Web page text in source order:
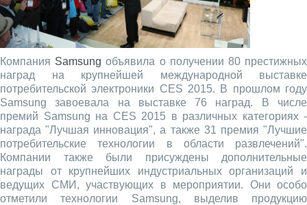
Компания Samsung объявила о получении 80 престижных
наград на крупнейшей международной выставке
потребительской электроники CES 2015. В прошлом году
Samsung завоевала на выставке 76 наград. В числе
премий Samsung на CES 2015 в различных категориях -
награда "Лучшая инновация", а также 31 премия "Лучшие
потребительские технологии в области развлечений".
Компании также были присуждены дополнительные
награды от крупнейших индустриальных организаций и
ведущих СМИ, участвующих в мероприятии. Они особо
отметили технологии Samsung, выделив продукцию